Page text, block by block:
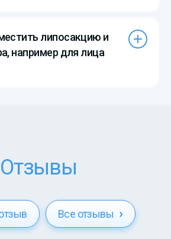
липосакцию и
например для лица
Отзывы
Все отзывы